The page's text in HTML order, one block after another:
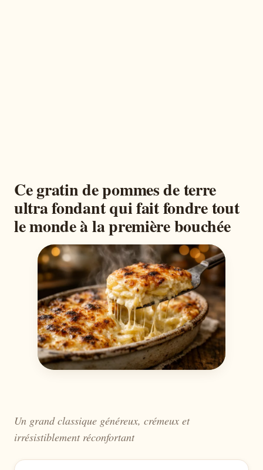
Ce gratin de pommes de terre
ultra fondant qui fait fondre tout
le monde à la première bouchée
Un grand classique généreux, crémeux et
irrésistiblement réconfortant